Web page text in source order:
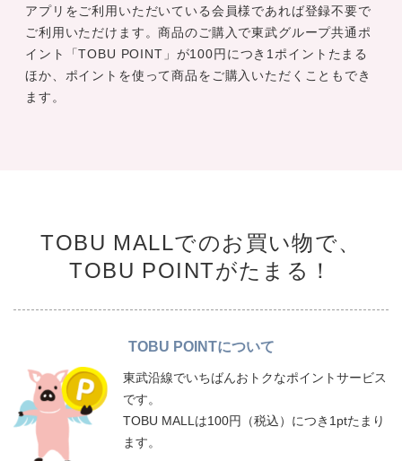
アプリをご利用いただいている会員様であれば登録不要で
ご利用いただけます。商品のご購入で東武グループ共通ポ
イント「TOBU POINT」が100円につき1ポイントたまる
ほか、ポイントを使って商品をご購入いただくこともでき
ます。
TOBU MALLでのお買い物で、
TOBU POINTがたまる！
TOBU POINTについて
東武沿線でいちばんおトクなポイントサービス
です。
TOBU MALLは100円（税込）につき1ptたまり
ます。